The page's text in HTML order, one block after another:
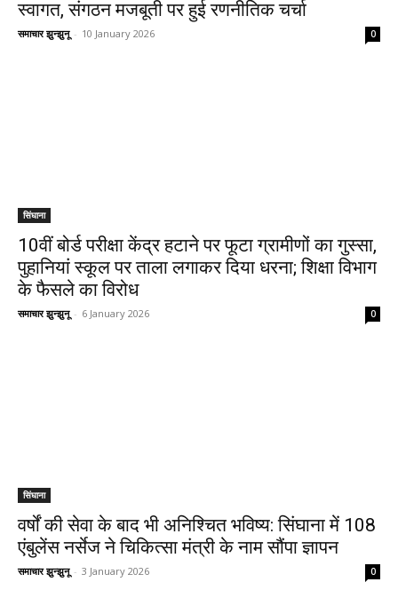
स्वागत, संगठन मजबूती पर हुई रणनीतिक चर्चा
समाचार झुन्झुनू - 10 January 2026 0
सिंघाना
10वीं बोर्ड परीक्षा केंद्र हटाने पर फूटा ग्रामीणों का गुस्सा,
पुहानियां स्कूल पर ताला लगाकर दिया धरना; शिक्षा विभाग
के फैसले का विरोध
समाचार झुन्झुनू - 6 January 2026 0
सिंघाना
वर्षों की सेवा के बाद भी अनिश्चित भविष्य: सिंघाना में 108
एंबुलेंस नर्सेज ने चिकित्सा मंत्री के नाम सौंपा ज्ञापन
समाचार झुन्झुनू - 3 January 2026 0